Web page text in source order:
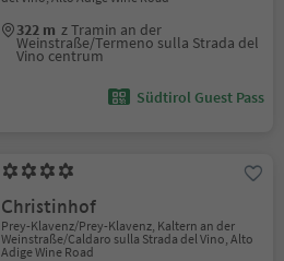
322 m z Tramin an der
Weinstraße/Termeno sulla Strada del
Vino centrum
Südtirol Guest Pass
Christinhof
Prey-Klavenz/Prey-Klavenz, Kaltern an der
Weinstraße/Caldaro sulla Strada del Vino, Alto
Adige Wine Road